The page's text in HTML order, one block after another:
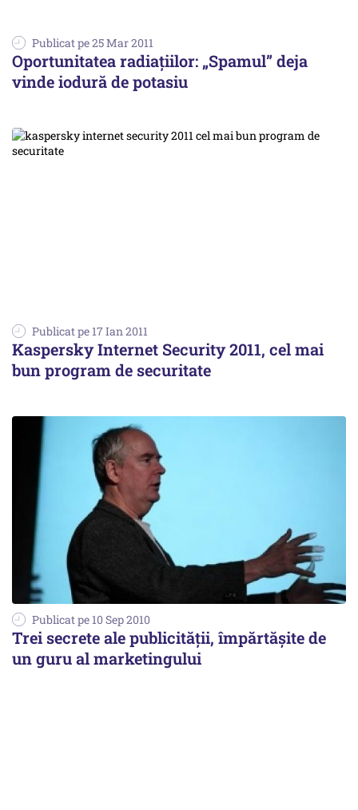
Publicat pe 25 Mar 2011
Oportunitatea radiațiilor: „Spamul” deja
vinde iodură de potasiu
Publicat pe 17 Ian 2011
Kaspersky Internet Security 2011, cel mai
bun program de securitate
Publicat pe 10 Sep 2010
Trei secrete ale publicităţii, împărtăşite de
un guru al marketingului